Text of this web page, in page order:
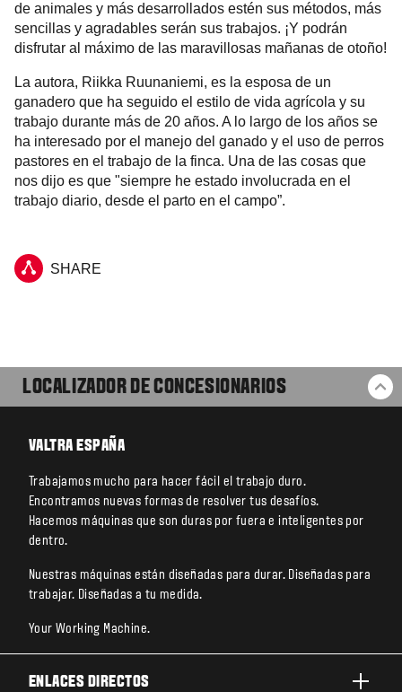
de animales y más desarrollados estén sus métodos, más
sencillas y agradables serán sus trabajos. ¡Y podrán
disfrutar al máximo de las maravillosas mañanas de otoño!
La autora, Riikka Ruunaniemi, es la esposa de un
ganadero que ha seguido el estilo de vida agrícola y su
trabajo durante más de 20 años. A lo largo de los años se
ha interesado por el manejo del ganado y el uso de perros
pastores en el trabajo de la finca. Una de las cosas que
nos dijo es que "siempre he estado involucrada en el
trabajo diario, desde el parto en el campo”.
SHARE
LOCALIZADOR DE CONCESIONARIOS
VALTRA ESPAÑA
Trabajamos mucho para hacer fácil el trabajo duro.
Encontramos nuevas formas de resolver tus desafíos.
Hacemos máquinas que son duras por fuera e inteligentes por
dentro.
Nuestras máquinas están diseñadas para durar. Diseñadas para
trabajar. Diseñadas a tu medida.
Your Working Machine.
ENLACES DIRECTOS